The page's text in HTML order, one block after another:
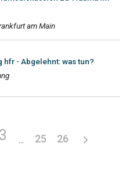
am Main
hfr - Abgelehnt: was tun?
25 26